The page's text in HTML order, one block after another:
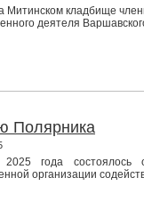
Митинском кладбище
деятеля
Полярника
года состоялось
организации